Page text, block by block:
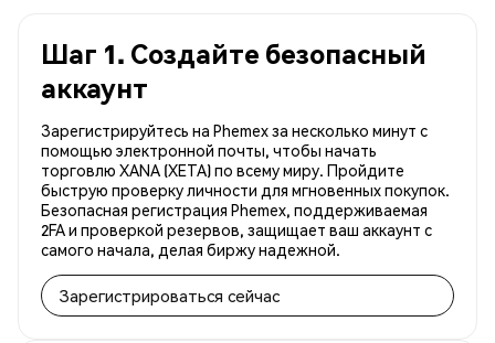
Шаг 1. Создайте безопасный
аккаунт
Зарегистрируйтесь на Phemex за несколько минут с
помощью электронной почты, чтобы начать
торговлю XANA (XETA) по всему миру. Пройдите
быструю проверку личности для мгновенных покупок.
Безопасная регистрация Phemex, поддерживаемая
2FA и проверкой резервов, защищает ваш аккаунт с
самого начала, делая биржу надежной.
Зарегистрироваться сейчас